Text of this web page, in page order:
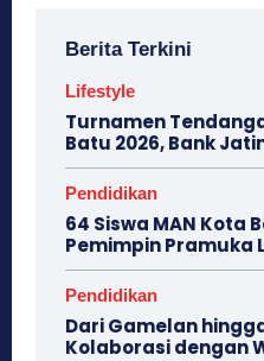
Berita Terkini
Lifestyle
Turnamen
Batu 2026, Bank
Pendidikan
64 Siswa MAN Kota
Pemimpin Pramuka
Pendidikan
Dari Gamelan
Kolaborasi dengan